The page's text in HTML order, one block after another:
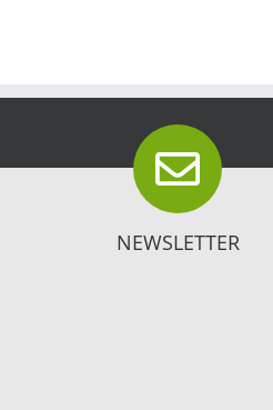
NEWSLETTER